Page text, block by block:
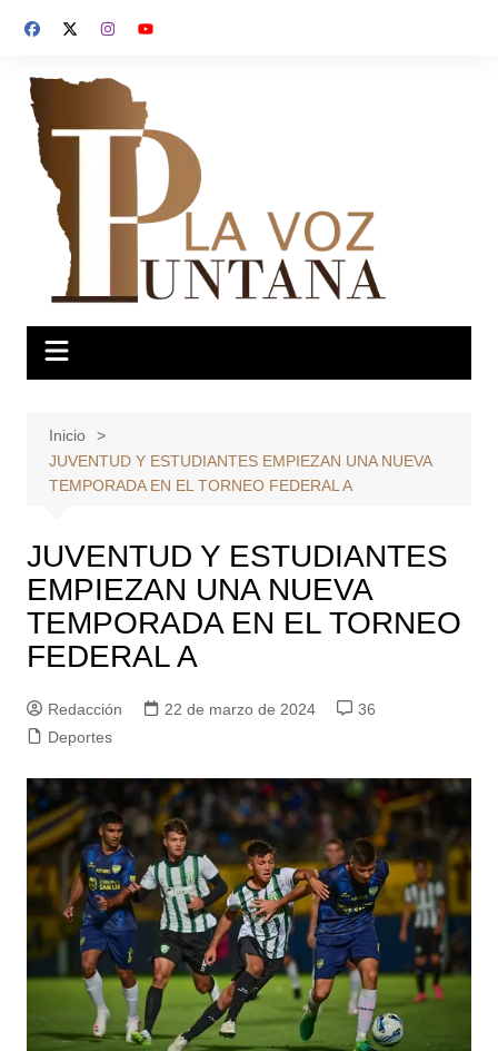
Inicio
JUVENTUD Y ESTUDIANTES EMPIEZAN UNA NUEVA
TEMPORADA EN EL TORNEO FEDERAL A
JUVENTUD Y ESTUDIANTES
EMPIEZAN UNA NUEVA
TEMPORADA EN EL TORNEO
FEDERAL A
Redacción 22 de marzo de 2024
36
Deportes